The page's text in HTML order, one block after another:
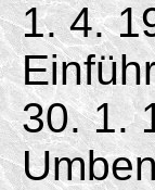
1. 4.
30. 1.